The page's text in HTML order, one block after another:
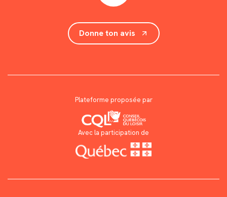
Donne ton avis
Plateforme proposée par
Avec la participation de